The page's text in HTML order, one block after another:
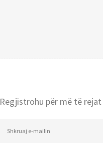
Regjistrohu për më të